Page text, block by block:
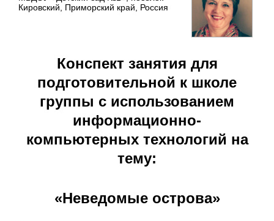
Кировский, Приморский край, Россия
Конспект занятия для
подготовительной к школе
группы с использованием
информационно-
компьютерных технологий на
тему:
«Неведомые острова»